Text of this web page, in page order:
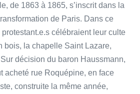
de 1863 à 1865, s’inscrit dans la
de Paris. Dans ce
célébraient leur culte
bois, la chapelle Saint Lazare,
décision du baron Haussmann,
acheté rue Roquépine, en face
construite la même année,